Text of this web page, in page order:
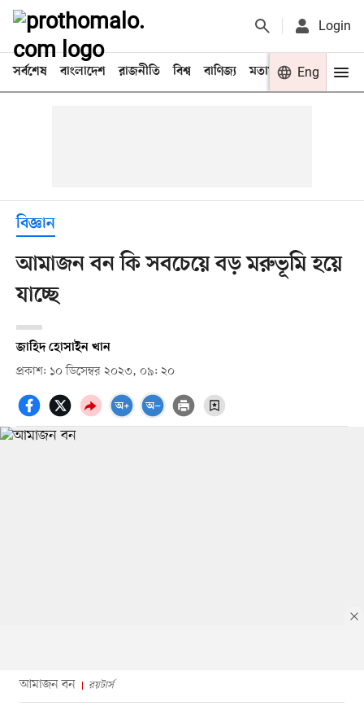
Login
সর্বশেষ বাংলাদেশ রাজনীতি বিশ্ব বাণিজ্য মতামত খেলা
Eng
বিজ্ঞান
আমাজন বন কি সবচেয়ে বড় মরুভূমি হয়ে
যাচ্ছে
জাহিদ হোসাইন খান
প্রকাশ: ১০ ডিসেম্বর ২০২৩, ০৯: ২০
আমাজন বন রয়টার্স